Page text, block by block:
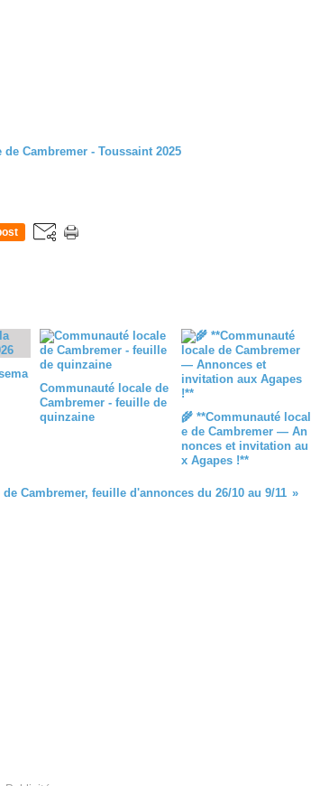
Communauté locale de
Cambremer - feuille de
quinzaine
🌾 **Communauté local
e de Cambremer — An
nonces et invitation au
x Agapes !**
Cambremer, feuille d'annonces du 26/10 au 9/11